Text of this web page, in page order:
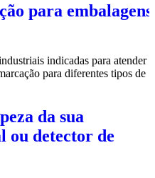
para embalagens
indicadas para atender
para diferentes tipos de
da sua
ou detector de